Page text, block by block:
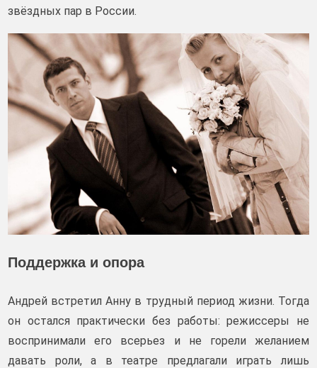
звёздных пар в России.
Поддержка и опора
Андрей встретил Анну в трудный период жизни. Тогда
он остался практически без работы: режиссеры не
воспринимали его всерьез и не горели желанием
давать роли, а в театре предлагали играть лишь